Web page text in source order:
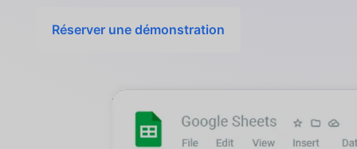
Réserver une démonstration